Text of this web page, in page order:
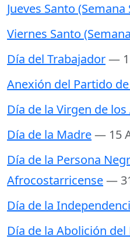
Jueves Santo (Semana
Viernes Santo
Día del Trabajador— 1
Anexión del Partido
Día de la Virgen de los
Día de la Madre— 15
Día de la Persona
Afrocostarricense—
Día de la
Día de la Abolición del